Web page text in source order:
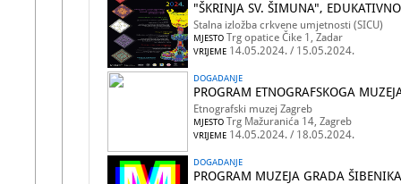
"ŠKRINJA SV. ŠIMUNA",
Stalna izložba crkvene umjetnosti (SICU)
MJESTO Trg opatice Čike 1, Zadar
VRIJEME 14.05.2024. / 15.05.2024.
DOGADANJE
PROGRAM ETNOGRAFSKOGA
Etnografski muzej Zagreb
MJESTO Trg Mažuranića 14, Zagreb
VRIJEME 14.05.2024. / 18.05.2024.
DOGADANJE
PROGRAM MUZEJA GRADA